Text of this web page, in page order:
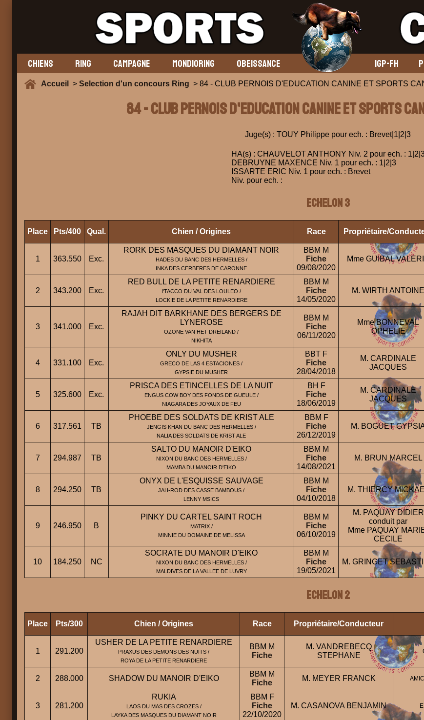
CHIENS RING CAMPAGNE MONDIORING OBEISSANCE IGP-FH
Accueil > Selection d'un concours Ring > 84 - CLUB PERNOIS D'EDUCATION CANINE ET SPORTS
84 - CLUB PERNOIS D'EDUCATION CANINE ET SPORTS
Juge(s) : TOUY Philippe pour ech. : Brevet|1|2|3
HA(s) : CHAUVELOT ANTHONY Niv. 2 pour ech. :
DEBRUYNE MAXENCE Niv. 1 pour ech. : 1|2|3
ISSARTE ERIC Niv. 1 pour ech. : Brevet
Niv. pour ech. :
ECHELON 3
Place Pts/400 Qual. Chien / Origines Race Propriétaire/
1 363.550 Exc.
RORK DES MASQUES DU DIAMANT NOIR
HADES DU BANC DES HERMELLES /
INKA DES CERBERES DE CARONNE
BBM M
Fiche
09/08/2020
Mme GUIBAL
2 343.200 Exc.
RED BULL DE LA PETITE RENARDIERE
I'TACCO DU VAL DES LOULEO /
LOCKIE DE LA PETITE RENARDIERE
BBM M
Fiche
14/05/2020
M. WIRTH ANTOINE
3 341.000 Exc.
RAJAH DIT BARKHANE DES BERGERS DE
LYNEROSE
OZONE VAN HET DREILAND /
NIKHITA
BBM M
Fiche
06/11/2020
Mme BONNEVAL
OPHELIE
4 331.100 Exc.
ONLY DU MUSHER
GRECO DE LAS 4 ESTACIONES /
GYPSIE DU MUSHER
BBT F
Fiche
28/04/2018
M. CARDINALE
JACQUES
5 325.600 Exc.
PRISCA DES ETINCELLES DE LA NUIT
ENGUS COW BOY DES FONDS DE GUEULE /
NIAGARA DES JOYAUX DE FEU
BH F
Fiche
18/06/2019
M. CARDINALE
JACQUES
6 317.561 TB
PHOEBE DES SOLDATS DE KRIST ALE
JENGIS KHAN DU BANC DES HERMELLES /
NALIA DES SOLDATS DE KRIST ALE
BBM F
Fiche
26/12/2019
M. BOGUET
7 294.987 TB
SALTO DU MANOIR D'EIKO
NIXON DU BANC DES HERMELLES /
MAMBA DU MANOIR D'EIKO
BBM M
Fiche
14/08/2021
M. BRUN MARCEL
8 294.250 TB
ONYX DE L'ESQUISSE SAUVAGE
JAH-ROD DES CASSE BAMBOUS /
LENNY MSICS
BBM M
Fiche
04/10/2018
M. THIERCY
9 246.950 B
PINKY DU CARTEL SAINT ROCH
MATRIX /
MINNIE DU DOMAINE DE MELISSA
BBM M
Fiche
06/10/2019
M. PAQUAY DIDIER
conduit par
Mme PAQUAY
CECILE
10 184.250 NC
SOCRATE DU MANOIR D'EIKO
NIXON DU BANC DES HERMELLES /
MALDIVES DE LA VALLEE DE LUVRY
BBM M
Fiche
19/05/2021
M. GRINGET
ECHELON 2
Place Pts/300 Chien / Origines Race Propriétaire/Conducteur
1 291.200
USHER DE LA PETITE RENARDIERE
PRAXUS DES DEMONS DES NUITS /
ROYA DE LA PETITE RENARDIERE
BBM M
Fiche
M. VANDREBECQ
STEPHANE
2 288.000 SHADOW DU MANOIR D'EIKO
BBM M
Fiche
M. MEYER FRANCK
3 281.200
RUKIA
LAOS DU MAS DES CROZES /
LAYKA DES MASQUES DU DIAMANT NOIR
BBM F
Fiche
22/10/2020
M. CASANOVA BENJAMIN